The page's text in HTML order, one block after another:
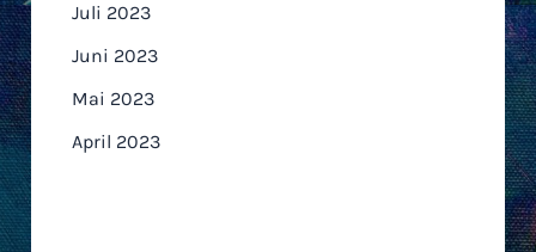
Juli 2023
Juni 2023
Mai 2023
April 2023